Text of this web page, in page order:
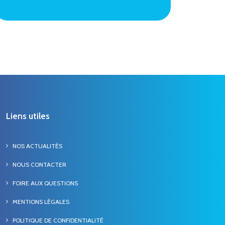
Liens utiles
NOS ACTUALITÉS
NOUS CONTACTER
FOIRE AUX QUESTIONS
MENTIONS LÉGALES
POLITIQUE DE CONFIDENTIALITÉ